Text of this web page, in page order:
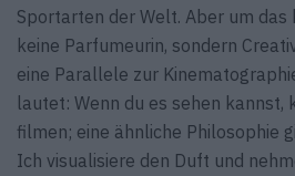
Sportarten der Welt. Aber um
keine Parfumeurin, sondern
eine Parallele zur
lautet: Wenn du es sehen kannst,
filmen; eine ähnliche Philosophie
Ich visualisiere den Duft und